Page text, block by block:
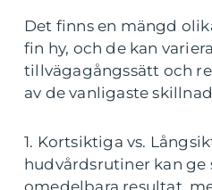
Det finns en mängd
fin hy, och de kan
tillvägagångssätt och
av de vanligaste
1. Kortsiktiga vs.
hudvårdsrutiner kan ge
omedelbara resultat,